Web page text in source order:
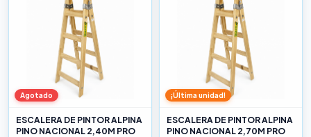
Agotado
ESCALERA DE PINTOR ALPINA
PINO NACIONAL 2,40M PRO
¡Última unidad!
ESCALERA DE PINTOR ALPINA
PINO NACIONAL 2,70M PRO